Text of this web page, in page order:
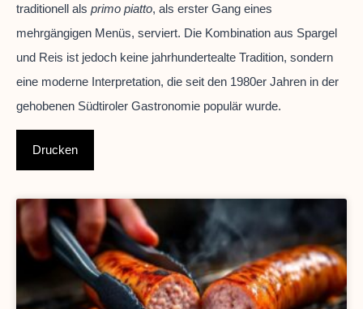
traditionell als primo piatto, als erster Gang eines
mehrgängigen Menüs, serviert. Die Kombination aus Spargel
und Reis ist jedoch keine jahrhundertealte Tradition, sondern
eine moderne Interpretation, die seit den 1980er Jahren in der
gehobenen Südtiroler Gastronomie populär wurde.
Drucken